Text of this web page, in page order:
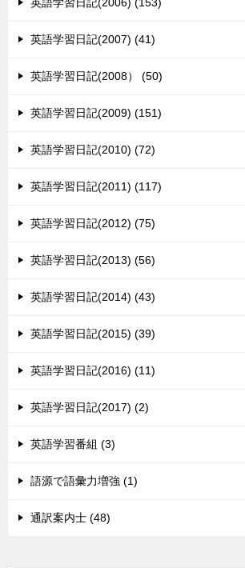
英語学習日記(2006) (153)
英語学習日記(2007) (41)
英語学習日記(2008） (50)
英語学習日記(2009) (151)
英語学習日記(2010) (72)
英語学習日記(2011) (117)
英語学習日記(2012) (75)
英語学習日記(2013) (56)
英語学習日記(2014) (43)
英語学習日記(2015) (39)
英語学習日記(2016) (11)
英語学習日記(2017) (2)
英語学習番組 (3)
語源で語彙力増強 (1)
通訳案内士 (48)